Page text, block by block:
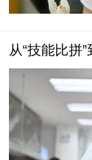
从“技能比拼
对了什么？